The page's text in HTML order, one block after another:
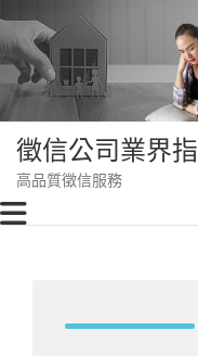
to
content
徵信公司業界
高品質徵信服務